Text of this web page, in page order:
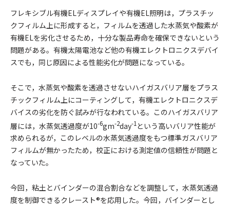
フレキシブル有機ELディスプレイや有機EL照明は，プラスチッ
クフィルム上に形成すると，フィルムを透過した水蒸気や酸素が
有機ELを劣化させるため，十分な製品寿命を確保できないという
問題がある。有機太陽電池など他の有機エレクトロニクスデバイ
スでも，同じ原因による性能劣化が問題になっている。
そこで，水蒸気や酸素を透過させないハイガスバリア層をプラス
チックフィルム上にコーティングして，有機エレクトロニクスデ
バイスの劣化を防ぐ試みが行なわれている。このハイガスバリア
層には，水蒸気透過度が10-6gm-2day-1 という高いバリア性能が
求められるが，このレベルの水蒸気透過度をもつ標準ガスバリア
フィルムが無かったため，校正における測定値の信頼性が問題と
なっていた。
今回，粘土とバインダーの混合割合などを調整して，水蒸気透過
度を制御できるクレースト®を応用した。今回，バインダーとし